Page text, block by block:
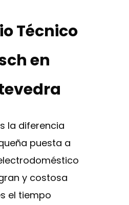
Técnico
en
la diferencia
puesta a
y costosa
el tiempo